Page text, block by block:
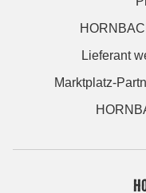
Lieferant
Marktplatz-